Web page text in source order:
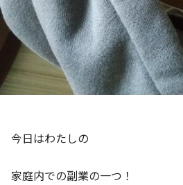
今日はわたしの
家庭内での副業の一つ！